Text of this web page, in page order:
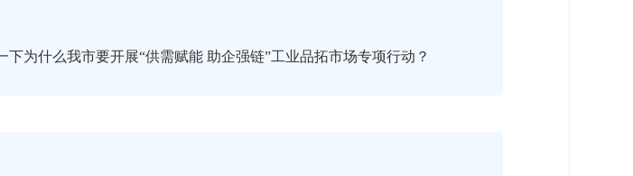
为什么我市要开展“供需赋能 助企强链”工业品拓市场专项行动？